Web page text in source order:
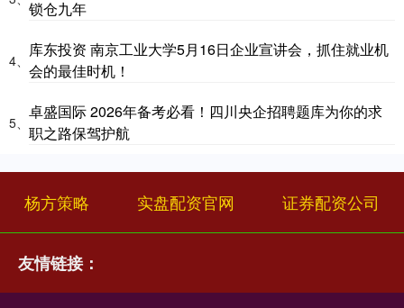
锁仓九年
4、
库东投资 南京工业大学5月16日企业宣讲会，抓住就业机
会的最佳时机！
5、
卓盛国际 2026年备考必看！四川央企招聘题库为你的求
职之路保驾护航
杨方策略 实盘配资官网 证券配资公司
友情链接：